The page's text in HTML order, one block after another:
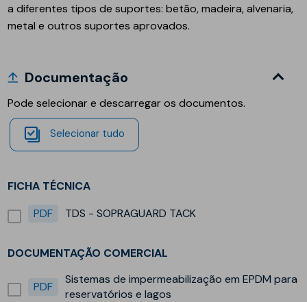
a diferentes tipos de suportes: betão, madeira, alvenaria,
metal e outros suportes aprovados.
Documentação
Pode selecionar e descarregar os documentos.
Selecionar tudo
FICHA TÉCNICA
PDF
TDS - SOPRAGUARD TACK
DOCUMENTAÇÃO COMERCIAL
PDF
Sistemas de impermeabilização em EPDM para
reservatórios e lagos